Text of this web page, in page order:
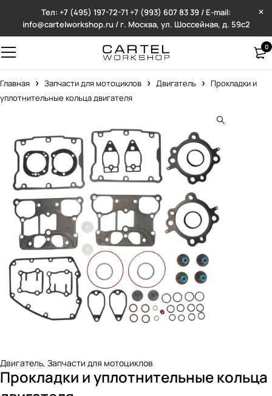
Тел: +7 (495) 197-72-71 +7 (993) 607 83 39 / E-mail:
info@cartelworkshop.ru / г. Москва, ул. Шоссейная, д. 59с2
0
Главная Запчасти для мотоциклов Двигатель
Прокладки и
уплотнительные кольца двигателя
Двигатель, Запчасти для мотоциклов
Прокладки и уплотнительные кольца